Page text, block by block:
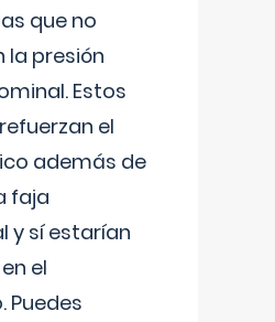
que no
la presión
Estos
el
además de
faja
y sí estarían
el
Puedes